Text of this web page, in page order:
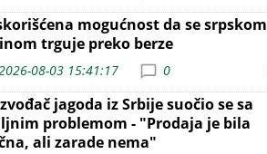
mogućnost da se srpskom
trguje preko berze
08-03 15:41:17 0
jagoda iz Srbije suočio se sa
problemom - "Prodaja je bila
ali zarade nema"